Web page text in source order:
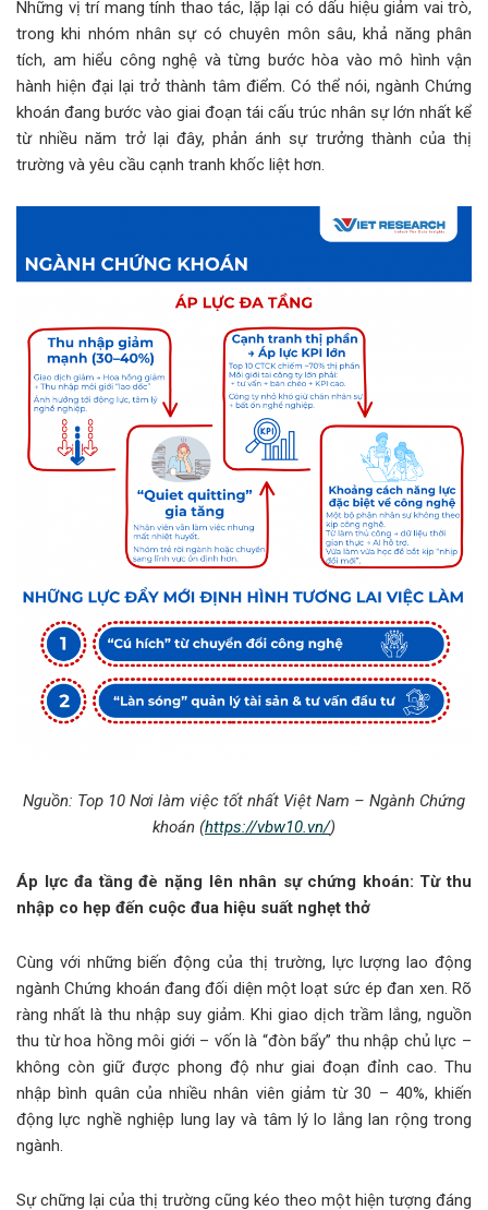
Những vị trí mang tính thao tác, lặp lại có dấu hiệu giảm vai trò,
trong khi nhóm nhân sự có chuyên môn sâu, khả năng phân
tích, am hiểu công nghệ và từng bước hòa vào mô hình vận
hành hiện đại lại trở thành tâm điểm. Có thể nói, ngành Chứng
khoán đang bước vào giai đoạn tái cấu trúc nhân sự lớn nhất kể
từ nhiều năm trở lại đây, phản ánh sự trưởng thành của thị
trường và yêu cầu cạnh tranh khốc liệt hơn.
Nguồn: Top 10 Nơi làm việc tốt nhất Việt Nam – Ngành Chứng
khoán (https://vbw10.vn/)
Áp lực đa tầng đè nặng lên nhân sự chứng khoán: Từ thu
nhập co hẹp đến cuộc đua hiệu suất nghẹt thở
Cùng với những biến động của thị trường, lực lượng lao động
ngành Chứng khoán đang đối diện một loạt sức ép đan xen. Rõ
ràng nhất là thu nhập suy giảm. Khi giao dịch trầm lắng, nguồn
thu từ hoa hồng môi giới – vốn là “đòn bẩy” thu nhập chủ lực –
không còn giữ được phong độ như giai đoạn đỉnh cao. Thu
nhập bình quân của nhiều nhân viên giảm từ 30 – 40%, khiến
động lực nghề nghiệp lung lay và tâm lý lo lắng lan rộng trong
ngành.
Sự chững lại của thị trường cũng kéo theo một hiện tượng đáng